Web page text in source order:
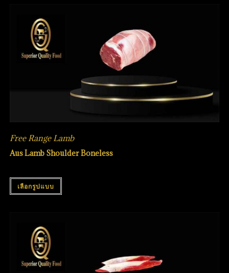
Free Range Lamb
Aus Lamb Shoulder Boneless
เลือกรูปแบบ